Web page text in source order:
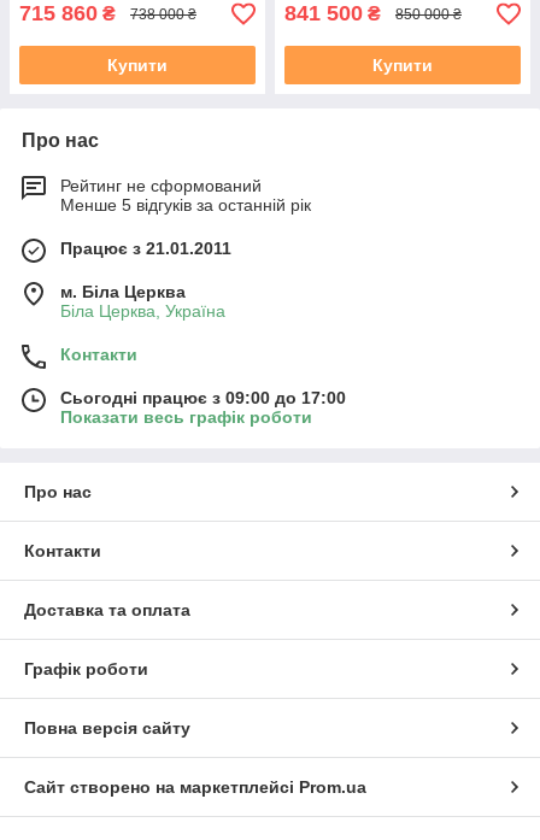
715 860 ₴ 738 000 ₴
Купити
841 500 ₴ 850 000 ₴
Купити
Про нас
Рейтинг не сформований
Менше 5 відгуків за останній рік
Працює з 21.01.2011
м. Біла Церква
Біла Церква, Україна
Контакти
Сьогодні працює з 09:00 до 17:00
Показати весь графік роботи
Про нас
Контакти
Доставка та оплата
Графік роботи
Повна версія сайту
Сайт створено на маркетплейсі Prom.ua